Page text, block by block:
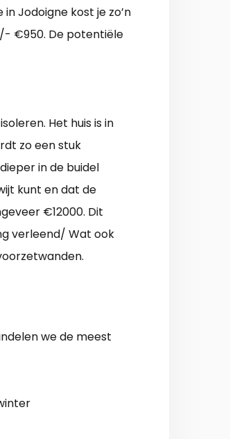
Jodoigne kost je zo’n
€950. De potentiële
Het huis is in
zo een stuk
in de buidel
kunt en dat de
€12000. Dit
verleend/ Wat ook
we de meest